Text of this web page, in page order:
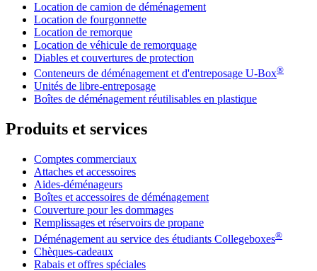
Location de camion de déménagement
Location de fourgonnette
Location de remorque
Location de véhicule de remorquage
Diables et couvertures de protection
Conteneurs de déménagement et d'entreposage U-Box®
Unités de libre-entreposage
Boîtes de déménagement réutilisables en plastique
Produits et services
Comptes commerciaux
Attaches et accessoires
Aides-déménageurs
Boîtes et accessoires de déménagement
Couverture pour les dommages
Remplissages et réservoirs de propane
Déménagement au service des étudiants Collegeboxes®
Chèques-cadeaux
Rabais et offres spéciales